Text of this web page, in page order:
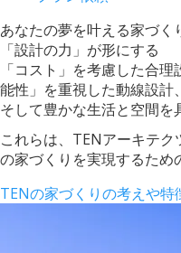
あなたの夢を叶える家づく
「設計の力」が形にする
「コスト」を考慮した合
能性」を重視した動線設計、
そして豊かな生活と空間を
これらは、TENアーキテ
の家づくりを実現するため
TENの家づくりの考えや特